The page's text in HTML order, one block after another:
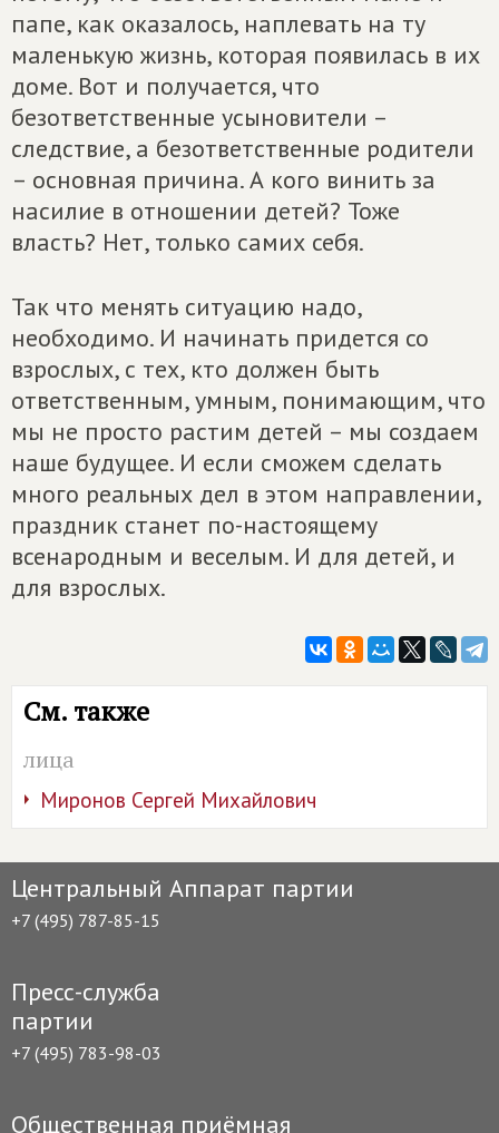
папе, как оказалось, наплевать на ту
маленькую жизнь, которая появилась в их
доме. Вот и получается, что
безответственные усыновители –
следствие, а безответственные родители
– основная причина. А кого винить за
насилие в отношении детей? Тоже
власть? Нет, только самих себя.
Так что менять ситуацию надо,
необходимо. И начинать придется со
взрослых, с тех, кто должен быть
ответственным, умным, понимающим, что
мы не просто растим детей – мы создаем
наше будущее. И если сможем сделать
много реальных дел в этом направлении,
праздник станет по-настоящему
всенародным и веселым. И для детей, и
для взрослых.
См. также
лица
Миронов Сергей Михайлович
Центральный Аппарат партии
+7 (495) 787-85-15
Пресс-служба
партии
+7 (495) 783-98-03
Общественная приёмная